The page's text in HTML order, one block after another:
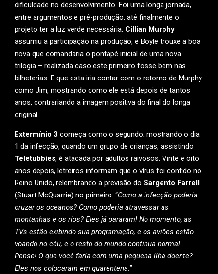
dificuldade no desenvolvimento. Foi uma longa jornada,
entre argumentos e pré-produção, até finalmente o
projeto ter a luz verde necessária. Cillian Murphy
assumiu a participação na produção, e Boyle trouxe a boa
nova que comandaria o pontapé inicial de uma nova
trilogia – realizada caso este primeiro fosse bem nas
bilheterias. E que esta iria contar com o retorno de Murphy
como Jim, mostrando como ele está depois de tantos
anos, contrariando a imagem positiva do final do longa
original.
Extermínio 3 começa como o segundo, mostrando o dia
1 da infecção, quando um grupo de crianças, assistindo
Teletubbies, é atacada por adultos raivosos. Vinte e oito
anos depois, letreiros informam que o vírus foi contido no
Reino Unido, relembrando a previsão do Sargento Farrell
(Stuart McQuarrie) no primeiro: “Como a infecção poderia
cruzar os oceanos? Como poderia atravessar as
montanhas e os rios? Eles já pararam! No momento, as
TVs estão exibindo sua programação, e os aviões estão
voando no céu, e o resto do mundo continua normal.
Pense! O que você faria com uma pequena ilha doente?
Eles nos colocaram em quarentena.”